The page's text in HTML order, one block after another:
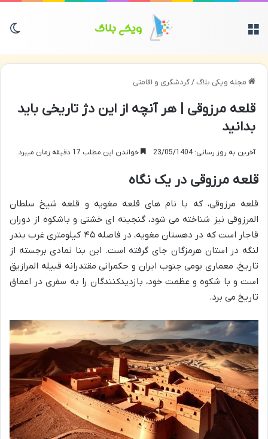
مجله ویکی بلاگ/گردشگری و اقامتی
قلعه مرزوقی | هر آنچه از این دژ تاریخی باید
بدانید
آخرین به روز رسانی: 23/05/1404 خواندن این مطلب 17 دقیقه زمان میبرد
قلعه مرزوقی در یک نگاه
قلعه مرزوقی، که با نام های قلعه مغویه و قلعه شیخ سلطان
المرزوقی نیز شناخته می شود، گنجینه ای خشتی و باشکوه از دوران
قاجار است که در دهستان مغویه، در فاصله ۴۵ کیلومتری غرب بندر
لنگه در استان هرمزگان جای گرفته است. این بنا نمادی برجسته از
تاریخ، معماری بومی جنوب ایران و حکمرانی مقتدرانه قبیله المرازیق
است و با شکوه و عظمت خود، بازدیدکنندگان را به سفری در اعماق
تاریخ می برد.